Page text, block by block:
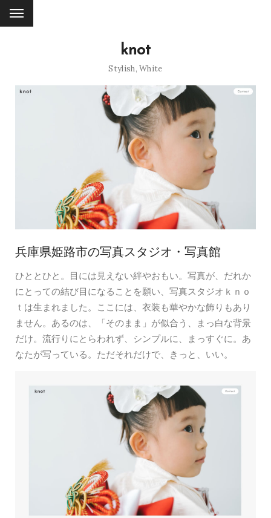
knot
Stylish,White
兵庫県姫路市の写真スタジオ・写真館
ひととひと。目には見えない絆やおもい。写真が、だれか
にとっての結び目になることを願い、写真スタジオｋｎｏ
ｔは生まれました。ここには、衣装も華やかな飾りもあり
ません。あるのは、「そのまま」が似合う、まっ白な背景
だけ。流行りにとらわれず、シンプルに、まっすぐに。あ
なたが写っている。ただそれだけで、きっと、いい。